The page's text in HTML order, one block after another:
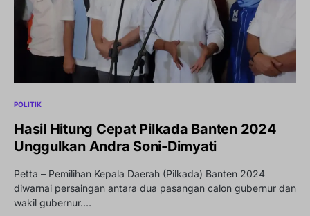
POLITIK
Hasil Hitung Cepat Pilkada Banten 2024
Unggulkan Andra Soni-Dimyati
Petta – Pemilihan Kepala Daerah (Pilkada) Banten 2024
diwarnai persaingan antara dua pasangan calon gubernur dan
wakil gubernur.…